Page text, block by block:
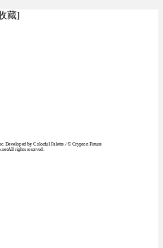
藏]
Developed by Colorful Palette / © Crypton Future
rights reserved.